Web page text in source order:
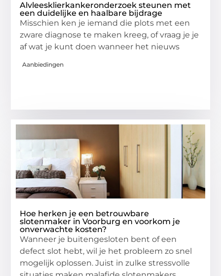
Alvleesklierkankeronderzoek steunen met
een duidelijke en haalbare bijdrage
Misschien ken je iemand die plots met een
zware diagnose te maken kreeg, of vraag je je
af wat je kunt doen wanneer het nieuws
Aanbiedingen
Hoe herken je een betrouwbare
slotenmaker in Voorburg en voorkom je
onverwachte kosten?
Wanneer je buitengesloten bent of een
defect slot hebt, wil je het probleem zo snel
mogelijk oplossen. Juist in zulke stressvolle